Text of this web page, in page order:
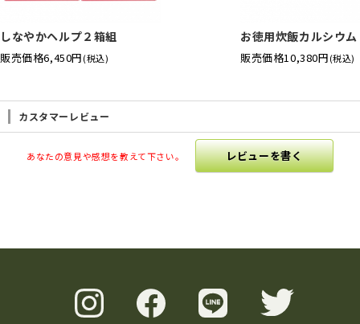
しなやかヘルプ２箱組
販売価格6,450円(税込)
お徳用炊飯カルシウ
販売価格10,380円(税込)
カスタマーレビュー
あなたの意見や感想を教えて下さい。 レビューを書く